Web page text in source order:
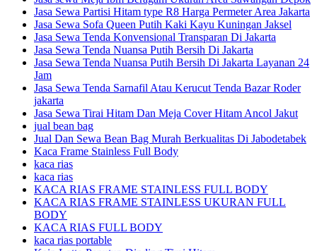
Jasa Sewa Partisi Hitam type R8 Harga Permeter Area Jakarta
Jasa Sewa Sofa Queen Putih Kaki Kayu Kuningan Jaksel
Jasa Sewa Tenda Konvensional Transparan Di Jakarta
Jasa Sewa Tenda Nuansa Putih Bersih Di Jakarta
Jasa Sewa Tenda Nuansa Putih Bersih Di Jakarta Layanan 24
Jam
Jasa Sewa Tenda Sarnafil Atau Kerucut Tenda Bazar Roder
jakarta
Jasa Sewa Tirai Hitam Dan Meja Cover Hitam Ancol Jakut
jual bean bag
Jual Dan Sewa Bean Bag Murah Berkualitas Di Jabodetabek
Kaca Frame Stainless Full Body
kaca rias
kaca rias
KACA RIAS FRAME STAINLESS FULL BODY
KACA RIAS FRAME STAINLESS UKURAN FULL
BODY
KACA RIAS FULL BODY
kaca rias portable